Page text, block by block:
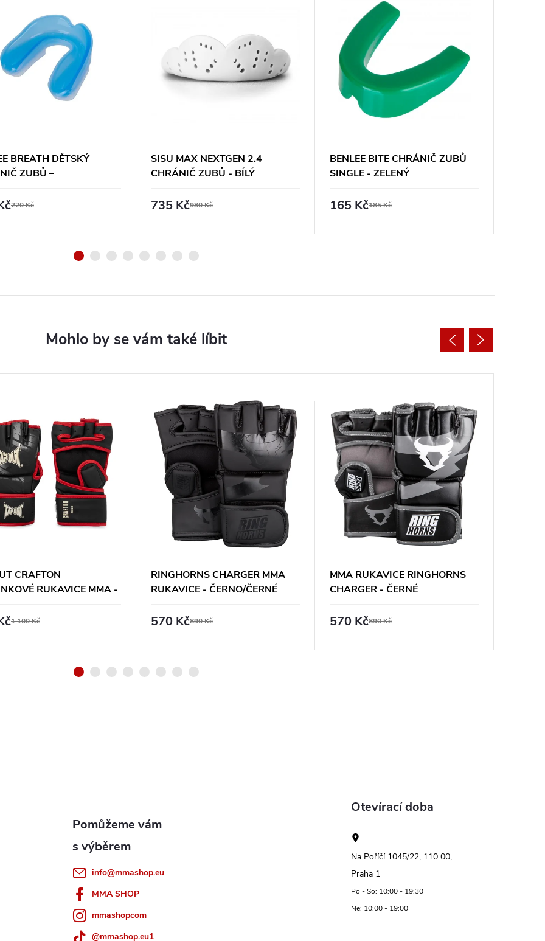
BREATH DĚTSKÝ
ZUBŮ –
220 Kč
SISU MAX NEXTGEN 2.4
CHRÁNIČ ZUBŮ - BÍLÝ
735 Kč980 Kč
BENLEE BITE CHRÁNIČ ZUBŮ
SINGLE - ZELENÝ
165 Kč185 Kč
CRAFTON
RUKAVICE MMA -
1 100 Kč
RINGHORNS CHARGER MMA
RUKAVICE - ČERNO/ČERNÉ
570 Kč890 Kč
MMA RUKAVICE RINGHORNS
CHARGER - ČERNÉ
570 Kč890 Kč
info@mmashop.eu
MMA SHOP
mmashopcom
@mmashop.eu1
Otevírací doba
Na Poříčí 1045/22, 110 00,
Praha 1
Po - So: 10:00 - 19:30
Ne: 10:00 - 19:00